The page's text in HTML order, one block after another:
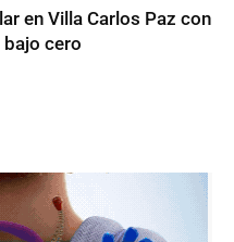
en Villa Carlos Paz con
cero